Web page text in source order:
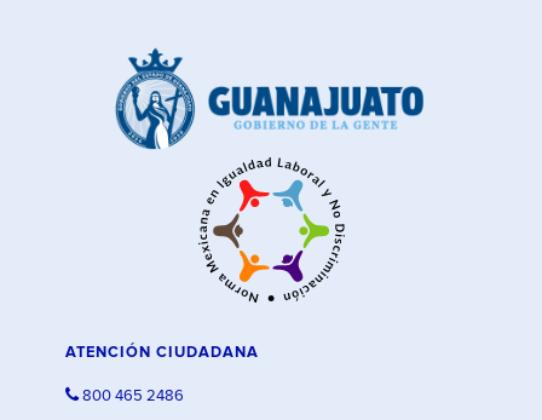
ATENCIÓN CIUDADANA
800 465 2486